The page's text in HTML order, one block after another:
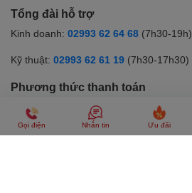
Tổng đài hỗ trợ
Kinh doanh: 02993 62 64 68 (7h30-19h)
Kỹ thuật: 02993 62 61 19 (7h30-17h30)
Phương thức thanh toán
Gọi điện Nhắn tin Ưu đãi